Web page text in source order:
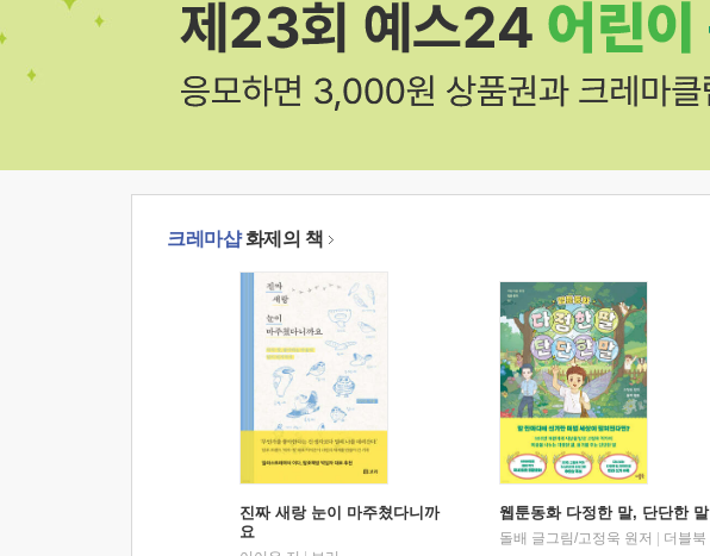
크레마샵화제의 책
진짜 새랑 눈이 마주쳤다니까
요
웹툰동화 다정한 말, 단단한 말
돌배 글그림/고정욱 원저
더블북